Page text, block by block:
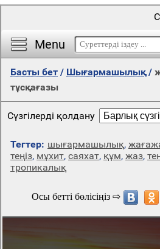
Menu
Басты бет / Шығармашылық/
тұсқағазы
Сүзгілерді қолдану
Тегтер: шығармашылық,
теңіз, мұхит, саяхат, құм, жаз,
тропикалық